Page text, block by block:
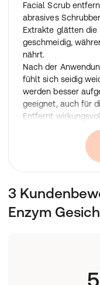
Facial Scrub
abrasives
Extrakte glätten
geschmeidig,
nährt.
Nach der
fühlt sich seidig
werden besser
geeignet, auch für
Entfernt
Ohne Schleifkörner
Für weiche und
Mit kreisenden
einwirken lassen
einem feuchten
ZARQA Cleansing
Triethylcitrat, C14-
Sal, Sclerotium
Natriumhydroxid,
3
Enzym
5